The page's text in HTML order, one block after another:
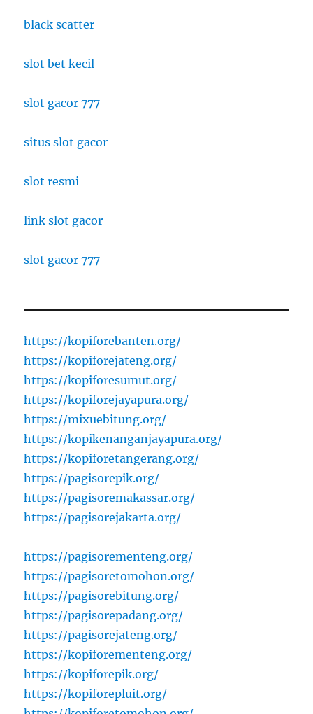
black scatter
slot bet kecil
slot gacor 777
situs slot gacor
slot resmi
link slot gacor
slot gacor 777
https://kopiforebanten.org/
https://kopiforejateng.org/
https://kopiforesumut.org/
https://kopiforejayapura.org/
https://mixuebitung.org/
https://kopikenanganjayapura.org/
https://kopiforetangerang.org/
https://pagisorepik.org/
https://pagisoremakassar.org/
https://pagisorejakarta.org/
https://pagisorementeng.org/
https://pagisoretomohon.org/
https://pagisorebitung.org/
https://pagisorepadang.org/
https://pagisorejateng.org/
https://kopiforementeng.org/
https://kopiforepik.org/
https://kopiforepluit.org/